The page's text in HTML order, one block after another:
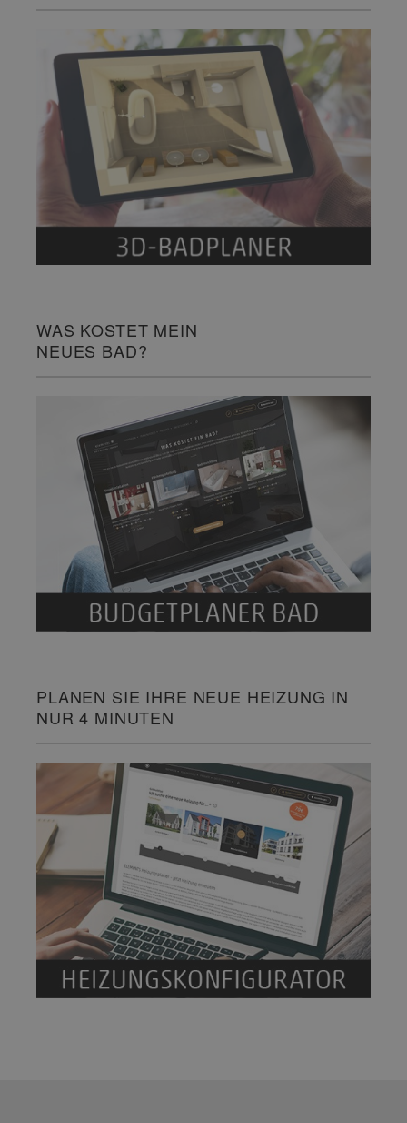
WAS KOSTET MEIN
NEUES BAD?
PLANEN SIE IHRE NEUE HEIZUNG IN
NUR 4 MINUTEN